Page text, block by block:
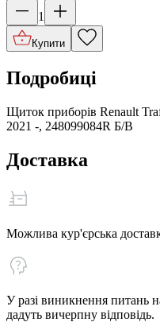
1
Купити
Подробиці
Щиток приборів Renault
2021 -, 248099084R Б/В
Доставка
Можлива кур'єрська
У разі виникнення питань
дадуть вичерпну відповідь.